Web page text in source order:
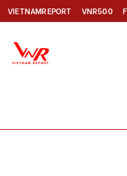
VIETNAMREPORT VNR500